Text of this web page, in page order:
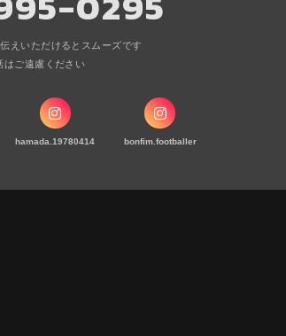
えいただけるとスムーズです
はご遠慮ください
hamada.19780414 bonfim.footballer